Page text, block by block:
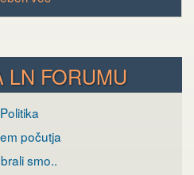
LN FORUMU
počutja
smo..